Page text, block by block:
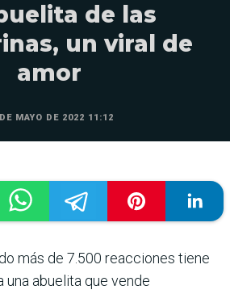
de las
un viral de
amor
MAYO DE 2022 11:12
más de 7.500 reacciones tiene
abuelita que vende